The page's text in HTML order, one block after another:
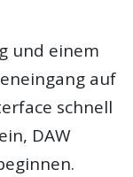
und einem
auf
schnell
DAW